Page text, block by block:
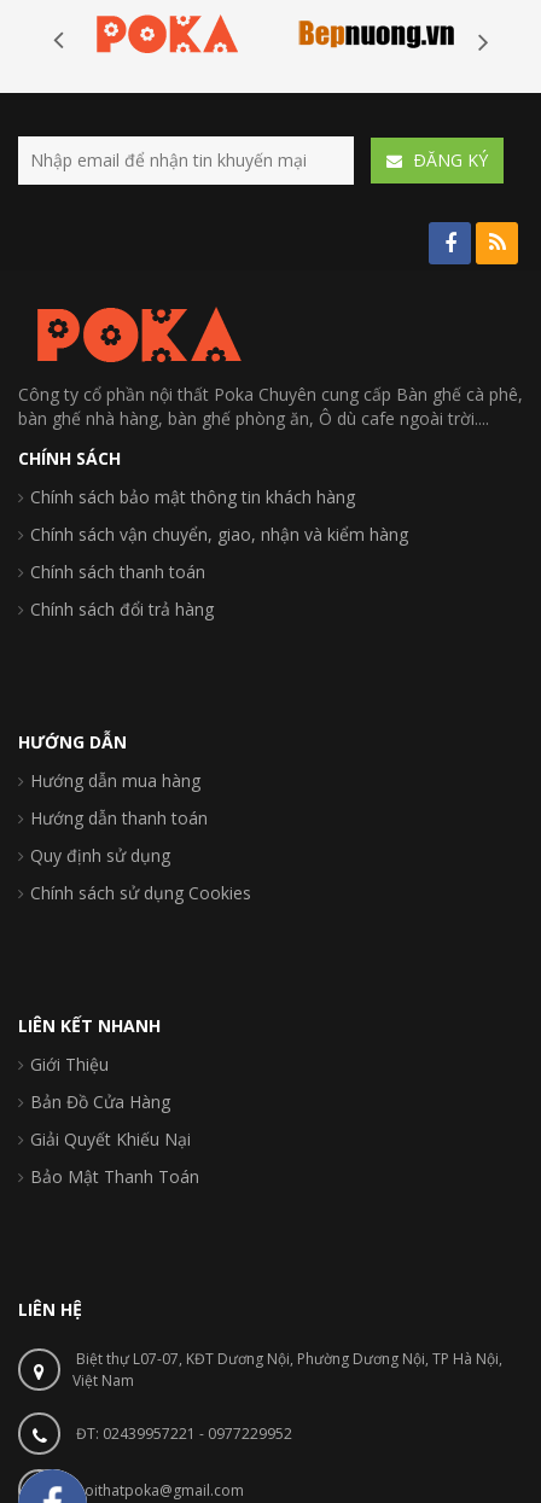
ÐĂNG KÝ
Công ty cổ phần nội thất Poka Chuyên cung cấp Bàn ghế cà phê,
bàn ghế nhà hàng, bàn ghế phòng ăn, Ô dù cafe ngoài trời....
CHÍNH SÁCH
Chính sách bảo mật thông tin khách hàng
Chính sách vận chuyển, giao, nhận và kiểm hàng
Chính sách thanh toán
Chính sách đổi trả hàng
HƯỚNG DẪN
Hướng dẫn mua hàng
Hướng dẫn thanh toán
Quy định sử dụng
Chính sách sử dụng Cookies
LIÊN KẾT NHANH
Giới Thiệu
Bản Đồ Cửa Hàng
Giải Quyết Khiếu Nại
Bảo Mật Thanh Toán
LIÊN HỆ
Biệt thự L07-07, KĐT Dương Nội, Phường Dương Nội, TP Hà Nội,
Việt Nam
ĐT: 02439957221 - 0977229952
noithatpoka@gmail.com